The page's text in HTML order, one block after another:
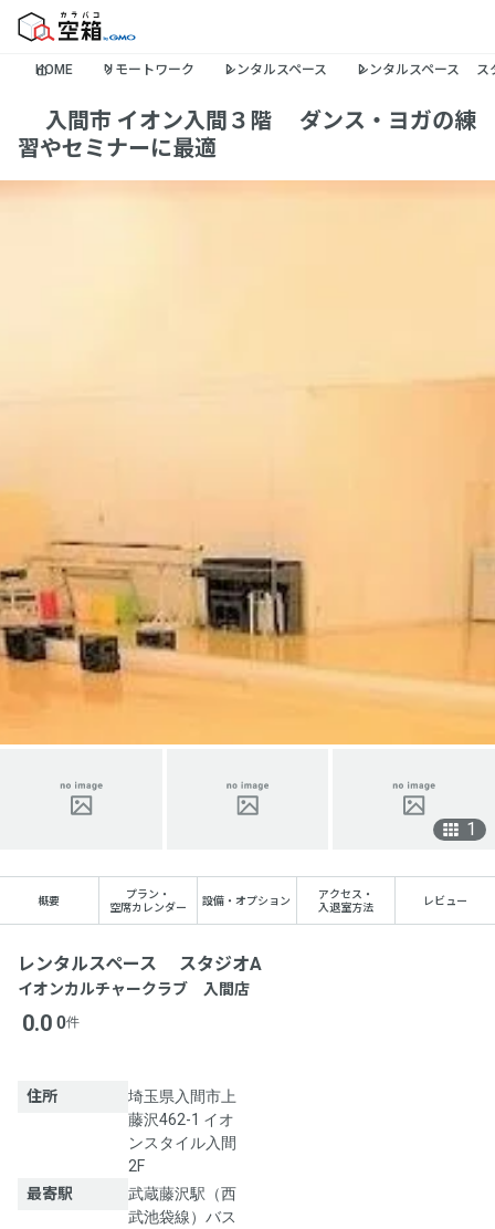
HOME リモートワーク レンタルスペース レンタルスペース ス
✨入間市 イオン入間３階🚶ダンス・ヨガの練
習やセミナーに最適👥✨
1
概要
プラン ・
空席カレンダー
設備・オプション
アクセス ・
入退室方法
レビュー
レンタルスペース スタジオA
イオンカルチャークラブ 入間店
0.0 0件
住所
埼玉県入間市上
藤沢462-1 イオ
ンスタイル入間
2F
最寄駅
武蔵藤沢駅（西
武池袋線）バス